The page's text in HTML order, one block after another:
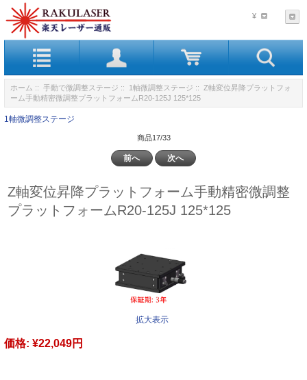
¥
ホーム :: 手動で微調整ステージ :: 1軸微調整ステージ :: Z軸変位昇降プラットフォ
ーム手動精密微調整プラットフォームR20-125J 125*125
1軸微調整ステージ
商品17/33
前へ 次へ
Z軸変位昇降プラットフォーム手動精密微調整
プラットフォームR20-125J 125*125
拡大表示
価格: ¥22,049円